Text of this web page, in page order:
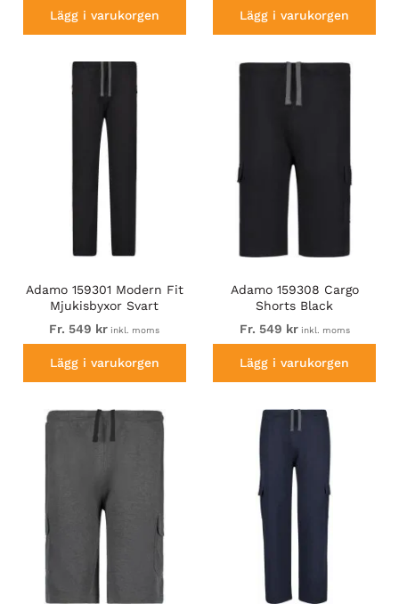
Lägg i varukorgen Lägg i varukorgen
Adamo 159301 Modern Fit
Mjukisbyxor Svart
Fr. 549 kr inkl. moms
Lägg i varukorgen
Adamo 159308 Cargo
Shorts Black
Fr. 549 krinkl. moms
Lägg i varukorgen